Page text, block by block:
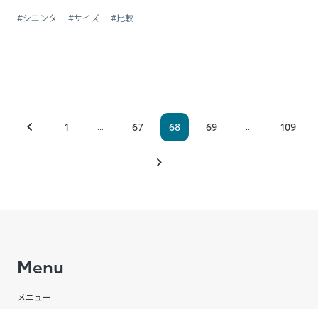
#シエンタ #サイズ #比較
1 ... 67 68 69 ... 109
Menu
メニュー